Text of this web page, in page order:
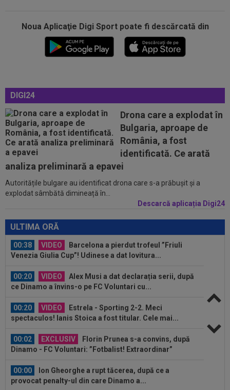
Noua Aplicaţie Digi Sport poate fi descărcată din
DIGI24
Drona care a explodat în
Bulgaria, aproape de
România, a fost
identificată. Ce arată
analiza preliminară a epavei
Autoritățile bulgare au identificat drona care s-a prăbușit și a
explodat sâmbătă dimineață în...
Descarcă aplicația Digi24
ULTIMA ORĂ
00:20 VIDEO
Estrela - Sporting 2-2. Meci
spectaculos! Ianis Stoica a fost titular. Cele mai...
EXCLUSIV
Florin Prunea s-a convins, după
00:00
Ion Gheorghe a rupt tăcerea, după ce a
provocat penalty-ul din care Dinamo a...
23:58 EXCLUSIV
Salariul lui Marius Șumudică la
CFR Cluj. Peste Pancu la Rapid și de două ori...
00:39
Reacția total neașteptată a lui Nuno Campos,
întrebat de Adrian Mazilu după...
00:39
Florin Pîrvu a surprins pe toată lumea, după
umilința cu Dinamo
Venezia Giulia Cup”! Udinese a dat lovitura...
00:20 VIDEO
Alex Musi a dat declarația serii, după
ce Dinamo a învins-o pe FC Voluntari cu...
00:20 VIDEO
Estrela - Sporting 2-2. Meci
spectaculos! Ianis Stoica a fost titular. Cele mai...
00:02 EXCLUSIV
Florin Prunea s-a convins, după
Dinamo - FC Voluntari: ”Fotbalist! Extraordinar”
00:00
Ion Gheorghe a rupt tăcerea, după ce a
provocat penalty-ul din care Dinamo a...
23:58 EXCLUSIV
Salariul lui Marius Șumudică la
CFR Cluj. Peste Pancu la Rapid și de două ori...